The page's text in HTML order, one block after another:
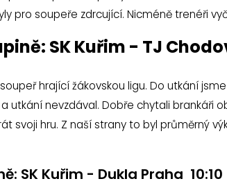
pro soupeře zdrcující. Nicméně trenéři
SK Kuřim - TJ
hrající žákovskou ligu. Do utkání
utkání nevzdával. Dobře chytali brankáři
svoji hru. Z naší strany to byl průměrný
SK Kuřim - Dukla Praha 10:10